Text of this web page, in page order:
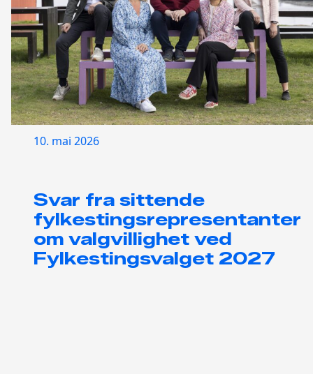
10. mai 2026
Svar fra sittende
fylkestingsrepresentanter
om valgvillighet ved
Fylkestingsvalget 2027